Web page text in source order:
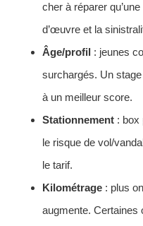
cher à réparer
d’œuvre et la
Âge/profil : jeunes
surchargés. Un
à un meilleur score.
Stationnement : box
le risque de vol/
le tarif.
Kilométrage : plus
augmente. Certaines